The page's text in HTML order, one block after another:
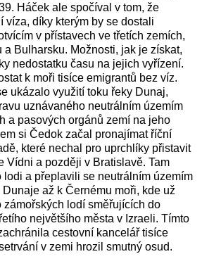
Háček ale spočíval v tom, že
víza, díky kterým by se dostali
v přístavech ve třetích zemích,
Bulharsku. Možnosti, jak je získat,
nedostatku času na jejich vyřízení.
k moři tisíce emigrantů bez víz.
ukázalo využití toku řeky Dunaj,
uznávaného neutrálním územím
a pasových orgánů zemí na jeho
si Čedok začal pronajímat říční
které nechal pro uprchlíky přistavit
Vídni a později v Bratislavě. Tam
a přeplavili se neutrálním územím
až k Černému moři, kde už
zámořských lodí směřujících do
největšího města v Izraeli. Tímto
cestovní kancelář tisíce
v zemi hrozil smutný osud.